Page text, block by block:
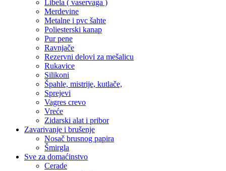
Libela ( vaservaga )
Merdevine
Metalne i pvc šahte
Poliesterski kanap
Pur pene
Ravnjače
Rezervni delovi za mešalicu
Rukavice
Silikoni
Špahle, mistrije, kutlače,
Sprejevi
Vagres crevo
Vreće
Zidarski alat i pribor
Zavarivanje i brušenje
Nosač brusnog papira
Šmirgla
Sve za domaćinstvo
Cerade